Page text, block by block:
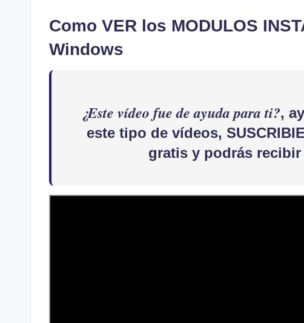
Como VER los MODULOS
Windows
¿Este vídeo fue de ayuda para ti?,
este tipo de vídeos,
gratis y podrás